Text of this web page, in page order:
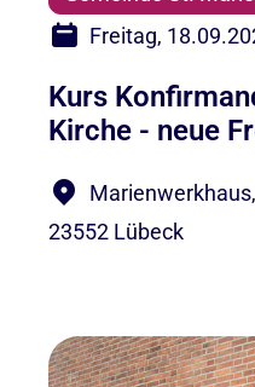
Freitag,
Kurs
Kirche - neue
23552 Lübeck